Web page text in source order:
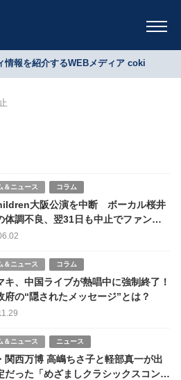
情報を紹介するWEBメディア coki
＆ニュース コラム
大阪公演を中断 ボーカル桜井
体調不良、翌31日も中止でファン心
＆ニュース コラム
キ、中国ライブが熱唱中に強制終了！
府の“隠されたメッセージ”とは？
＆ニュース ニュース
関西万博 高嶋ちさ子と軽部真一が出
だった「めざましクラシックスコンサ